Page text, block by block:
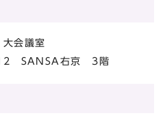
会議室
12 SANSA右京 3階